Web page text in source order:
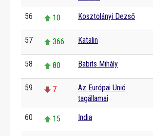
56 10 Kosztolányi Dezső
57 366 Katalin
58 80 Babits Mihály
59 7
Az Európai Unió
tagállamai
60 15 India